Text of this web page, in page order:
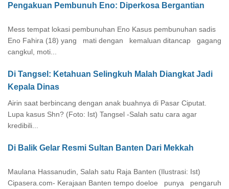
Pengakuan Pembunuh Eno: Diperkosa Bergantian
Mess tempat lokasi pembunuhan Eno Kasus pembunuhan sadis
Eno Fahira (18) yang mati dengan kemaluan ditancap gagang
cangkul, moti...
Di Tangsel: Ketahuan Selingkuh Malah Diangkat Jadi
Kepala Dinas
Airin saat berbincang dengan anak buahnya di Pasar Ciputat.
Lupa kasus Shn? (Foto: Ist) Tangsel -Salah satu cara agar
kredibili...
Di Balik Gelar Resmi Sultan Banten Dari Mekkah
Maulana Hassanudin, Salah satu Raja Banten (Ilustrasi: Ist)
Cipasera.com- Kerajaan Banten tempo doeloe punya pengaruh